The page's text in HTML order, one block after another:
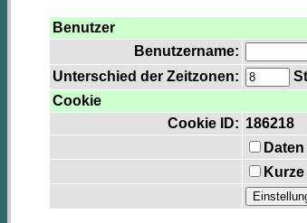
Benutzer
Benutzername:
Unterschied der Zeitzonen:
Cookie
Cookie ID: 186218